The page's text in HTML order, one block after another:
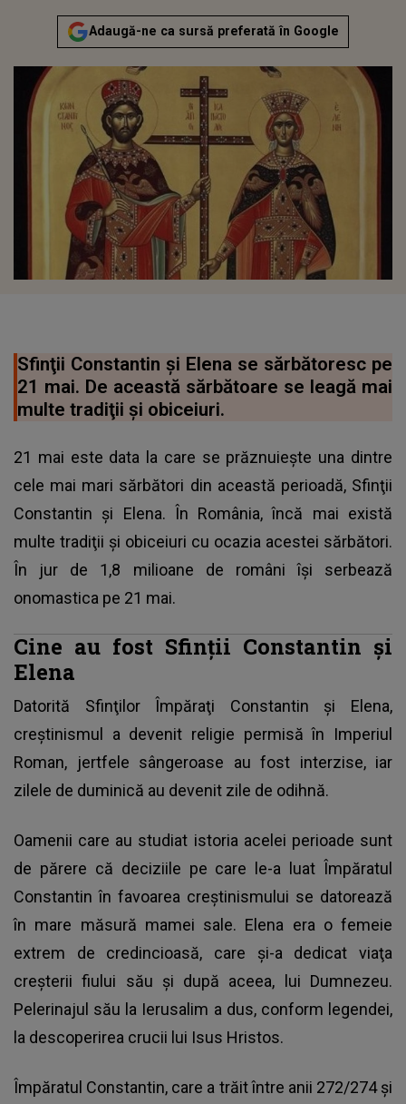
Adaugă-ne ca sursă preferată în Google
Sfinţii Constantin şi Elena se sărbătoresc pe
21 mai. De această sărbătoare se leagă mai
multe tradiţii şi obiceiuri.
21 mai este data la care se prăznuieşte una dintre
cele mai mari sărbători din această perioadă, Sfinţii
Constantin şi Elena. În România, încă mai există
multe tradiţii şi obiceiuri cu ocazia acestei sărbători.
În jur de 1,8 milioane de români îşi serbează
onomastica pe 21 mai.
Cine au fost Sfinţii Constantin şi
Elena
Datorită Sfinţilor Împăraţi Constantin şi Elena,
creştinismul a devenit religie permisă în Imperiul
Roman, jertfele sângeroase au fost interzise, iar
zilele de duminică au devenit zile de odihnă.
Oamenii care au studiat istoria acelei perioade sunt
de părere că deciziile pe care le-a luat Împăratul
Constantin în favoarea creştinismului se datorează
în mare măsură mamei sale. Elena era o femeie
extrem de credincioasă, care şi-a dedicat viaţa
creşterii fiului său şi după aceea, lui Dumnezeu.
Pelerinajul său la Ierusalim a dus, conform legendei,
la descoperirea crucii lui Isus Hristos.
Împăratul Constantin, care a trăit între anii 272/274 şi